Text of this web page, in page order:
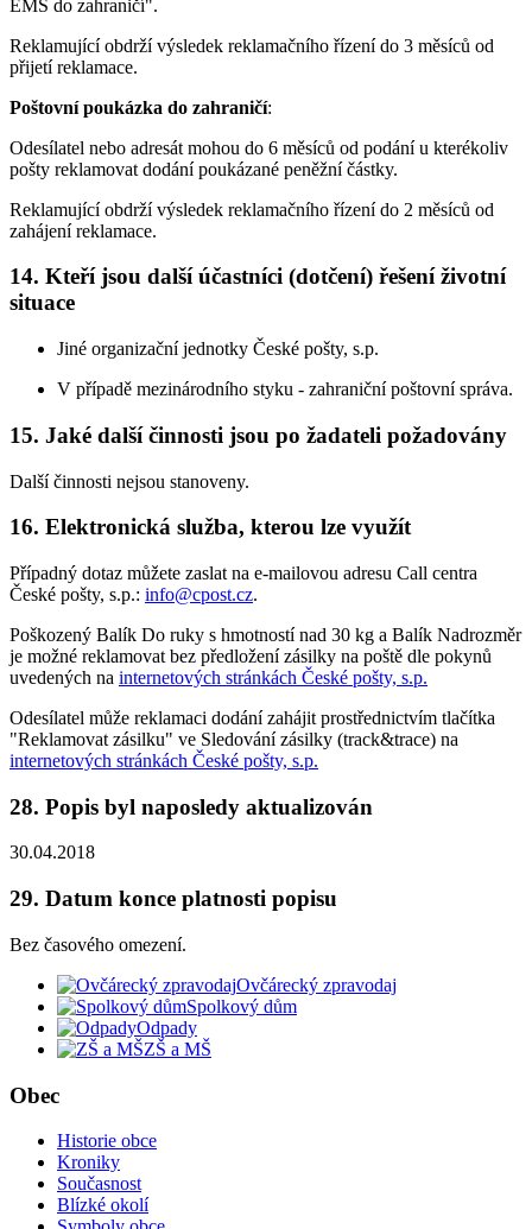
EMS do zahraničí".
Reklamující obdrží výsledek reklamačního řízení do 3 měsíců od
přijetí reklamace.
Poštovní poukázka do zahraničí:
Odesílatel nebo adresát mohou do 6 měsíců od podání u kterékoliv
pošty reklamovat dodání poukázané peněžní částky.
Reklamující obdrží výsledek reklamačního řízení do 2 měsíců od
zahájení reklamace.
14. Kteří jsou další účastníci (dotčení) řešení životní
situace
Jiné organizační jednotky České pošty, s.p.
V případě mezinárodního styku - zahraniční poštovní správa.
15. Jaké další činnosti jsou po žadateli požadovány
Další činnosti nejsou stanoveny.
16. Elektronická služba, kterou lze využít
Případný dotaz můžete zaslat na e-mailovou adresu Call centra
České pošty, s.p.: info@cpost.cz.
Poškozený Balík Do ruky s hmotností nad 30 kg a Balík Nadrozměr
je možné reklamovat bez předložení zásilky na poště dle pokynů
uvedených na internetových stránkách České pošty, s.p.
Odesílatel může reklamaci dodání zahájit prostřednictvím tlačítka
"Reklamovat zásilku" ve Sledování zásilky (track&trace) na
internetových stránkách České pošty, s.p.
28. Popis byl naposledy aktualizován
30.04.2018
29. Datum konce platnosti popisu
Bez časového omezení.
Ovčárecký zpravodaj
Spolkový dům
Odpady
ZŠ a MŠ
Obec
Historie obce
Kroniky
Současnost
Blízké okolí